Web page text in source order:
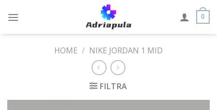
0
HOME / NIKE JORDAN 1 MID
FILTRA